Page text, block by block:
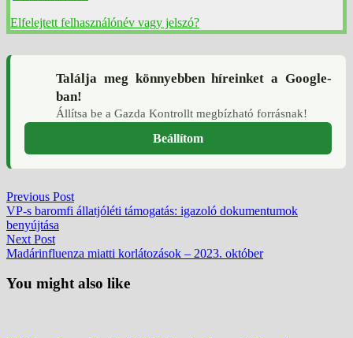
Elfelejtett felhasználónév vagy jelszó?
Találja meg könnyebben híreinket a Google-
ban!
Állítsa be a Gazda Kontrollt megbízható forrásnak!
Beállítom
Bejegyzés
navigáció
Previous PostPrevious
post:
VP-s baromfi állatjóléti támogatás: igazoló dokumentumok
benyújtása
Next PostNext
post:
Madárinfluenza miatti korlátozások – 2023. október
You might also like